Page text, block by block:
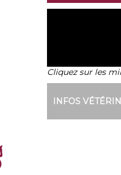
Cliquez sur les
INFOS